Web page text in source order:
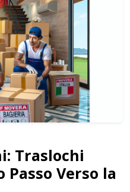
Traslochi
Verso la